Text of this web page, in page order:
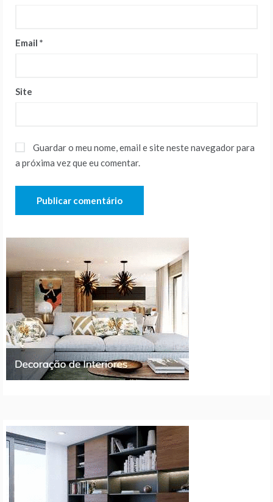
Email *
Site
Guardar o meu nome, email e site neste navegador para
a próxima vez que eu comentar.